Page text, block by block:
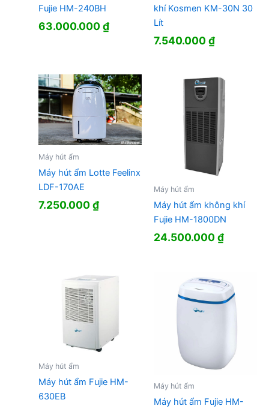
Fujie HM-240BH
63.000.000₫
khí Kosmen KM-30N 30
Lít
7.540.000₫
Máy hút ẩm
Máy hút ẩm Lotte Feelinx
LDF-170AE
7.250.000₫
Máy hút ẩm
Máy hút ẩm không khí
Fujie HM-1800DN
24.500.000₫
Máy hút ẩm
Máy hút ẩm Fujie HM-
630EB
Máy hút ẩm
Máy hút ẩm Fujie HM-